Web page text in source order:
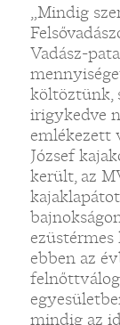
„Mindig
Vadász-
költöztünk,
irigykedve
emlékezett
József
került, az
ebben az
mindig az